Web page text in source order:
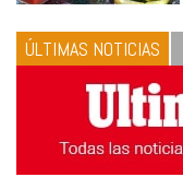
ÚLTIMAS NOTICIAS